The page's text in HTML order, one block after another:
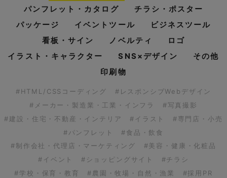
パンフレット・カタログ
チラシ・ポスター
パッケージ
イベントツール
ビジネスツール
看板・サイン
ノベルティ
ロゴ
イラスト・キャラクター
SNS×デザイン
その他
印刷物
#HTML/CSSコーディング
#レスポンシブWebデザイン
#メーカー・製造業・工業・インフラ
#写真撮影
#建設・住宅・不動産・インテリア
#イラスト
#専門店・小売
#パンフレット
#食品・飲食
#制作会社・代理店・マーケティング
#美容・健康・化粧品
#イベント
#ショッピングサイト
#チラシ
#学校・保育・教育
#農園・牧場・自然・漁業
#採用PR